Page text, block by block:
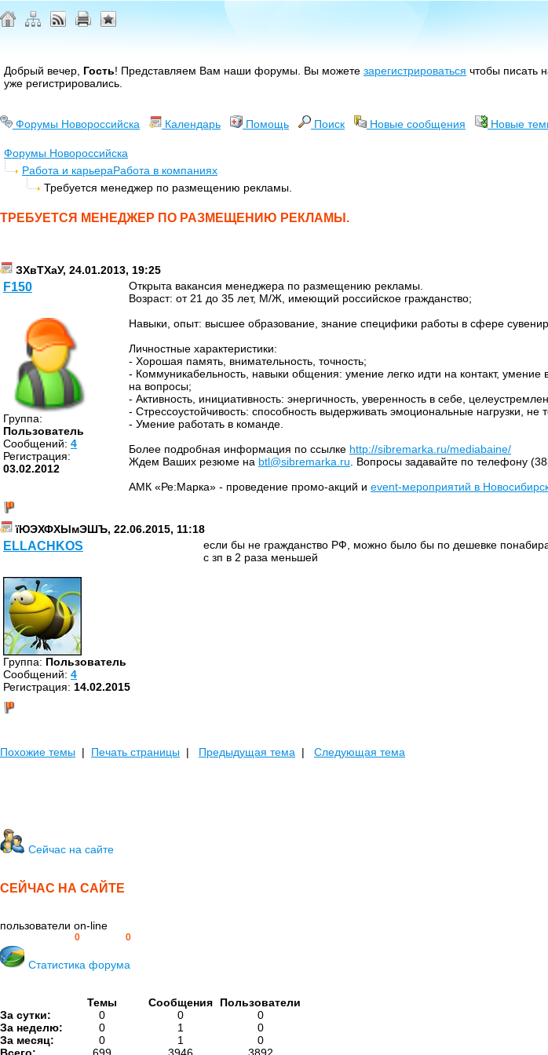
Добрый вечер, Гость! Представляем Вам наши форумы. Вы можете зарегистрироваться чтобы писать
уже регистрировались.
Форумы Новороссийска Календарь Помощь Поиск Новые сообщения Новые
Форумы Новороссийска
Работа и карьераРабота в компаниях
Требуется менеджер по размещению рекламы.
ТРЕБУЕТСЯ МЕНЕДЖЕР ПО РАЗМЕЩЕНИЮ РЕКЛАМЫ.
ЗХвТХаУ, 24.01.2013, 19:25
F150
Группа:
Пользователь
Cообщений: 4
Регистрация:
03.02.2012
Открыта вакансия менеджера по размещению рекламы.
Возраст: от 21 до 35 лет, М/Ж, имеющий российское гражданство;
Навыки, опыт: высшее образование, знание специфики работы в сфере
Личностные характеристики:
- Хорошая память, внимательность, точность;
- Коммуникабельность, навыки общения: умение легко идти на контакт,
на вопросы;
- Активность, инициативность: энергичность, уверенность в себе,
- Стрессоустойчивость: способность выдерживать эмоциональные нагрузки,
- Умение работать в команде.
Более подробная информация по ссылке http://sibremarka.ru/mediabaine/
Ждем Ваших резюме на btl@sibremarka.ru . Вопросы задавайте по телефону
АМК «Ре:Марка» - проведение промо-акций и event-мероприятий в
їЮЭХФХЫмЭШЪ, 22.06.2015, 11:18
ELLACHKOS
Группа: Пользователь
Cообщений: 4
Регистрация: 14.02.2015
если бы не гражданство РФ, можно было бы по дешевке
с зп в 2 раза меньшей
Похожие темы | Печать страницы | Предыдущая тема | Следующая тема
Сейчас на сайте
СЕЙЧАС НА САЙТЕ
пользователи on-line
0 0
Статистика форума
Темы Сообщения
Пользователи
За сутки:
0 0
0
За неделю:
0 1
0
За месяц:
0 1
0